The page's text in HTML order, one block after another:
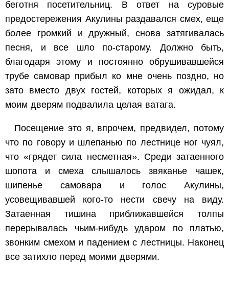
беготня посетительниц. В ответ на суровые
предостережения Акулины раздавался смех, еще
более громкий и дружный, снова затягивалась
песня, и все шло по-старому. Должно быть,
благодаря этому и постоянно обрушивавшейся
трубе самовар прибыл ко мне очень поздно, но
зато вместо двух гостей, которых я ожидал, к
моим дверям подвалила целая ватага.
Посещение это я, впрочем, предвидел, потому
что по говору и шлепанью по лестнице ног чуял,
что «грядет сила несметная». Среди затаенного
шопота и смеха слышалось звяканье чашек,
шипенье самовара и голос Акулины,
усовещивавшей кого-то нести свечу на виду.
Затаенная тишина приближавшейся толпы
перерывалась чьим-нибудь ударом по платью,
звонким смехом и падением с лестницы. Наконец
все затихло перед моими дверями.